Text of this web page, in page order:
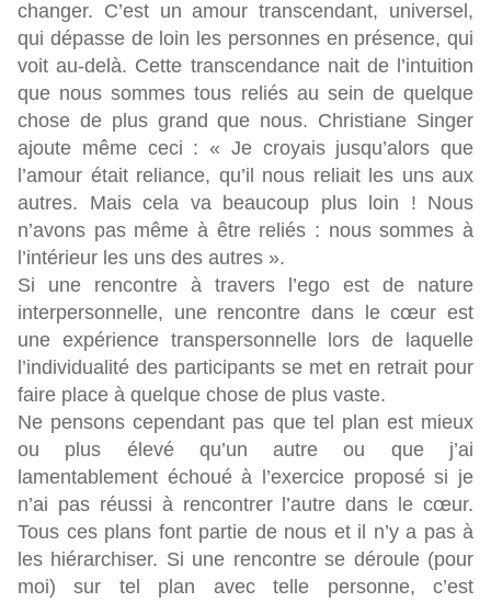
changer. C’est un amour transcendant, universel,
qui dépasse de loin les personnes en présence, qui
voit au-delà. Cette transcendance nait de l’intuition
que nous sommes tous reliés au sein de quelque
chose de plus grand que nous. Christiane Singer
ajoute même ceci : « Je croyais jusqu’alors que
l’amour était reliance, qu’il nous reliait les uns aux
autres. Mais cela va beaucoup plus loin ! Nous
n’avons pas même à être reliés : nous sommes à
l’intérieur les uns des autres ».
Si une rencontre à travers l’ego est de nature
interpersonnelle, une rencontre dans le cœur est
une expérience transpersonnelle lors de laquelle
l’individualité des participants se met en retrait pour
faire place à quelque chose de plus vaste.
Ne pensons cependant pas que tel plan est mieux
ou plus élevé qu’un autre ou que j’ai
lamentablement échoué à l’exercice proposé si je
n’ai pas réussi à rencontrer l’autre dans le cœur.
Tous ces plans font partie de nous et il n’y a pas à
les hiérarchiser. Si une rencontre se déroule (pour
moi) sur tel plan avec telle personne, c’est